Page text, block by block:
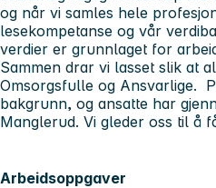
og når vi samles hele
lesekompetanse og vår
verdier er grunnlaget for
Sammen drar vi lasset slik at
Omsorgsfulle og Ansvarlige.
bakgrunn, og ansatte har
Manglerud. Vi gleder oss til å
Arbeidsoppgaver